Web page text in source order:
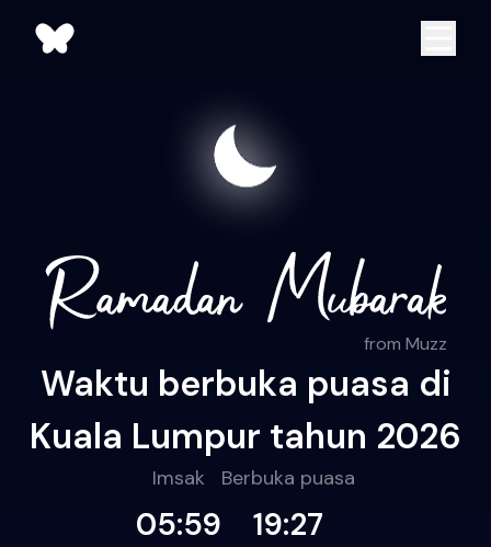
from Muzz
Waktu berbuka puasa di
Kuala Lumpur tahun 2026
Imsak
05:59
Berbuka puasa
19:27